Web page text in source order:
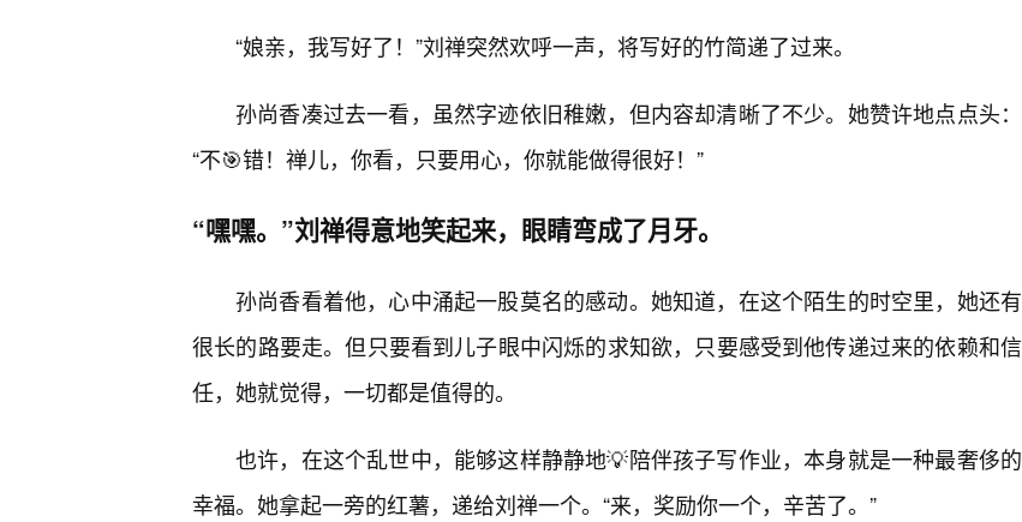
“娘亲，我写好了！”刘禅突然欢呼一声，将写好的竹简递了过来。
孙尚香凑过去一看，虽然字迹依旧稚嫩，但内容却清晰了不少。她赞许地点点头：
“不🎯错！禅儿，你看，只要用心，你就能做得很好！”
“嘿嘿。”刘禅得意地笑起来，眼睛弯成了月牙。
孙尚香看着他，心中涌起一股莫名的感动。她知道，在这个陌生的时空里，她还有
很长的路要走。但只要看到儿子眼中闪烁的求知欲，只要感受到他传递过来的依赖和信
任，她就觉得，一切都是值得的。
也许，在这个乱世中，能够这样静静地💡陪伴孩子写作业，本身就是一种最奢侈的
幸福。她拿起一旁的红薯，递给刘禅一个。“来，奖励你一个，辛苦了。”